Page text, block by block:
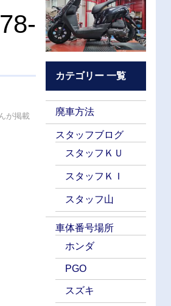
が掲載
カテゴリー 一覧
廃車方法
スタッフブログ
スタッフＫＵ
スタッフＫＩ
スタッフ山
車体番号場所
ホンダ
PGO
スズキ